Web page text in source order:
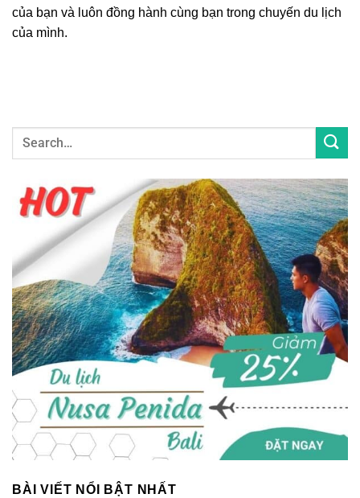
của bạn và luôn đồng hành cùng bạn trong chuyến du lịch
của mình.
BÀI VIẾT NỔI BẬT NHẤT